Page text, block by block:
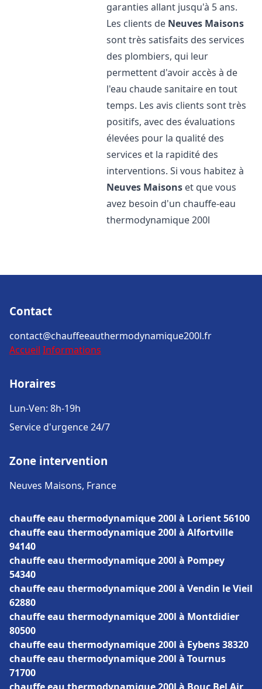
garanties allant jusqu'à 5 ans.
Les clients de Neuves Maisons
sont très satisfaits des services
des plombiers, qui leur
permettent d'avoir accès à de
l'eau chaude sanitaire en tout
temps. Les avis clients sont très
positifs, avec des évaluations
élevées pour la qualité des
services et la rapidité des
interventions. Si vous habitez à
Neuves Maisons et que vous
avez besoin d'un chauffe-eau
thermodynamique 200l
Contact
contact@chauffeeauthermodynamique200l.fr
Accueil Informations
Horaires
Lun-Ven: 8h-19h
Service d'urgence 24/7
Zone intervention
Neuves Maisons, France
chauffe eau thermodynamique 200l à Lorient 56100
chauffe eau thermodynamique 200l à Alfortville
94140
chauffe eau thermodynamique 200l à Pompey
54340
chauffe eau thermodynamique 200l à Vendin le Vieil
62880
chauffe eau thermodynamique 200l à Montdidier
80500
chauffe eau thermodynamique 200l à Eybens 38320
chauffe eau thermodynamique 200l à Tournus
71700